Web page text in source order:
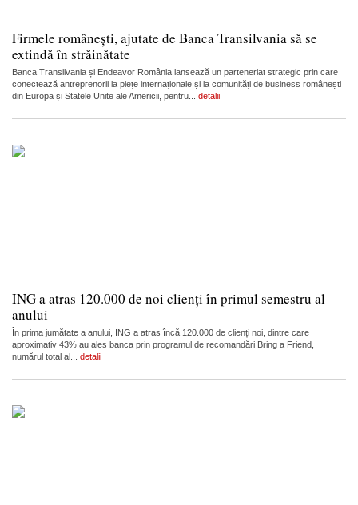
Firmele românești, ajutate de Banca Transilvania să se
extindă în străinătate
Banca Transilvania și Endeavor România lansează un parteneriat strategic prin care
conectează antreprenorii la piețe internaționale și la comunități de business românești
din Europa și Statele Unite ale Americii, pentru... detalii
ING a atras 120.000 de noi clienți în primul semestru al
anului
În prima jumătate a anului, ING a atras încă 120.000 de clienți noi, dintre care
aproximativ 43% au ales banca prin programul de recomandări Bring a Friend,
numărul total al... detalii